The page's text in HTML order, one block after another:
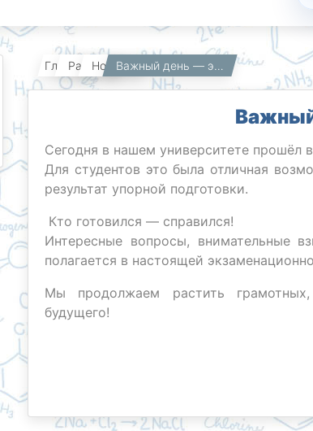
Главная Работникам Новости Важный день — экзамен!
Сегодня в нашем университете прошёл
Для студентов это была отличная
результат упорной подготовки.
Кто готовился — справился!
Интересные вопросы, внимательные
полагается в настоящей
Мы продолжаем растить грамотных,
будущего!